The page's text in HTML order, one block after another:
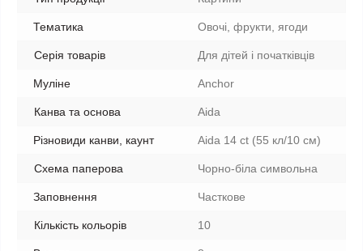
Тематика Овочі, фрукти, ягоди
Серія товарів Для дітей і початківців
Муліне Anchor
Канва та основа Aida
Різновиди канви, каунт Aida 14 ct (55 кл/10 см)
Схема паперова Чорно-біла символьна
Заповнення Часткове
Кількість кольорів 10